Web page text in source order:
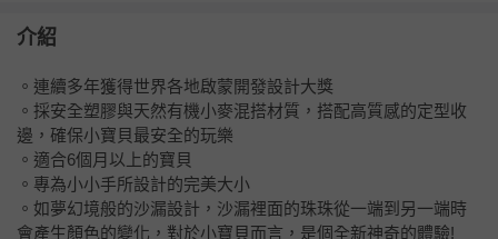
介紹
。連續多年獲得世界各地啟蒙開發設計大獎
。採安全塑膠與天然有機小麥混搭材質，搭配高質感的定型收
邊，確保小寶貝最安全的玩樂
。適合6個月以上的寶貝
。專為小小手所設計的完美大小
。如夢幻境般的沙漏設計，沙漏裡面的珠珠從一端到另一端時
會產生顏色的變化，對於小寶貝而言，是個全新神奇的體驗!